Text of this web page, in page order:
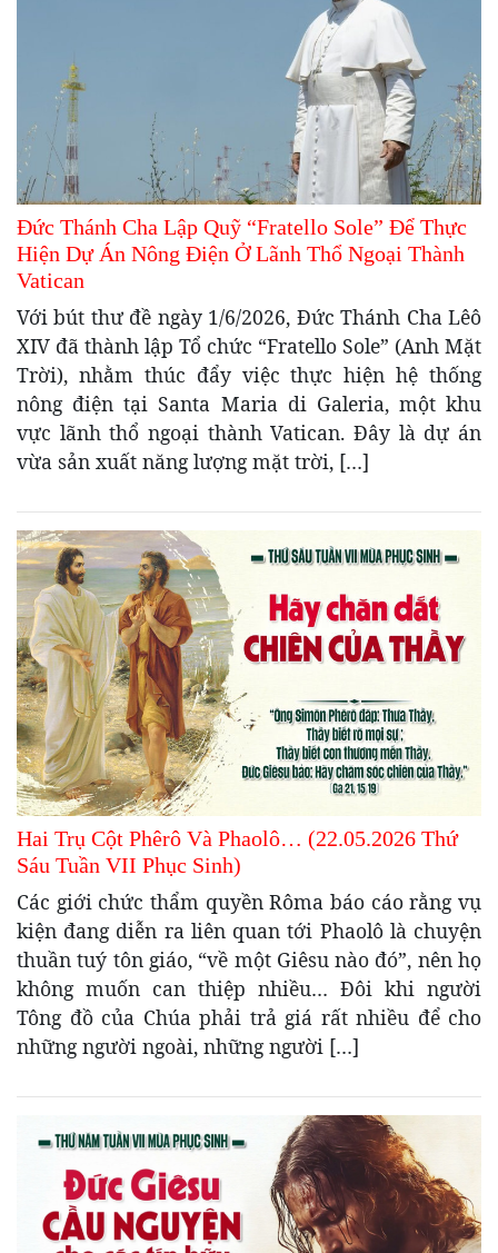
Đức Thánh Cha Lập Quỹ “Fratello Sole” Để Thực
Hiện Dự Án Nông Điện Ở Lãnh Thổ Ngoại Thành
Vatican
Với bút thư đề ngày 1/6/2026, Đức Thánh Cha Lêô
XIV đã thành lập Tổ chức “Fratello Sole” (Anh Mặt
Trời), nhằm thúc đẩy việc thực hiện hệ thống
nông điện tại Santa Maria di Galeria, một khu
vực lãnh thổ ngoại thành Vatican. Đây là dự án
vừa sản xuất năng lượng mặt trời, […]
Hai Trụ Cột Phêrô Và Phaolô… (22.05.2026 Thứ
Sáu Tuần VII Phục Sinh)
Các giới chức thẩm quyền Rôma báo cáo rằng vụ
kiện đang diễn ra liên quan tới Phaolô là chuyện
thuần tuý tôn giáo, “về một Giêsu nào đó”, nên họ
không muốn can thiệp nhiều… Đôi khi người
Tông đồ của Chúa phải trả giá rất nhiều để cho
những người ngoài, những người […]